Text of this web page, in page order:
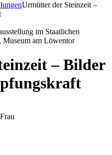
Urmütter der Steinzeit –
im Staatlichen
Museum am Löwentor
– Bilder